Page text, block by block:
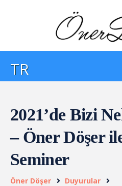
TR
2021’de Bizi
– Öner Döşer
Seminer
Öner Döşer
Duyurular